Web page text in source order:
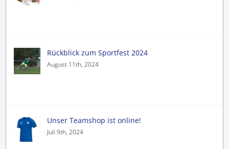
Rückblick zum Sportfest 2024
August 11th, 2024
Unser Teamshop ist online!
Juli 9th, 2024